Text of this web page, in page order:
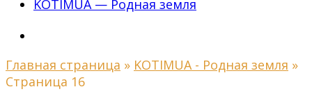
KOTIMUA — Родная земля
Главная страница » KOTIMUA - Родная земля »
Страница 16